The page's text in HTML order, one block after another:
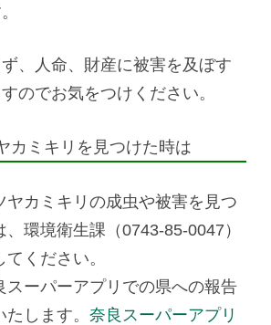
、人命、財産に被害を及ぼす
のでお気をつけください。
カミキリを見つけた時は
ヤカミキリの成虫や被害を見つ
、環境衛生課（0743-85-0047）
ください。
スーパーアプリでの県への報告
します。 奈良スーパーアプリ